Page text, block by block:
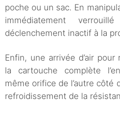
poche ou un sac. En
immédiatement
déclenchement inactif à la
Enfin, une arrivée d’air
la cartouche complète
même orifice de l’autre côté
refroidissement de la